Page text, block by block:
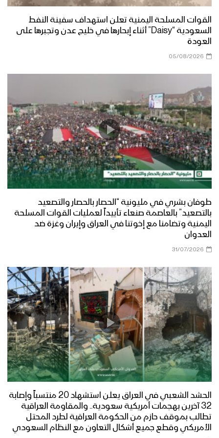
القوات المسلحة اليمنية تعلن استهداف سفينة النفط
السعودية “Daisy” أثناء إبحارها في خليج عدن وتجبرها على
العودة
05/08/2026
طوفان بشري في مليونية “الحصار بالحصار والتصعيد
بالتصعيد” بالعاصمة صنعاء تأييداً لعمليات القوات المسلحة
اليمنية وتضامنا مع إخوتنا في العراق وإيران وغزة ضد
العدوان
31/07/2026
الحشد الشعبي في العراق يعلن استشهاد 20 منتسباً وإصابة
32 آخرين بهجمات أمريكية سعودية.. والمقاومة العراقية
تطالب بموقف حازم من الحكومة العراقية لطرد المحتل
الأمريكي وقطع جميع أشكال التعاون مع النظام السعودي